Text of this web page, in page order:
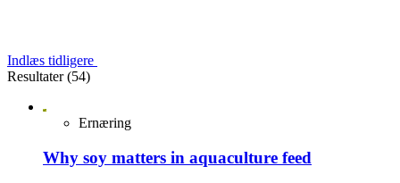
Indlæs tidligere
Resultater (54)
Ernæring
Why soy matters in aquaculture feed